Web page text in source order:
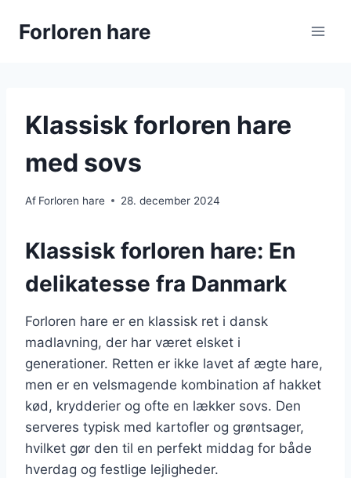
Forloren hare
Klassisk forloren hare
med sovs
Af Forloren hare 28. december 2024
Klassisk forloren hare: En
delikatesse fra Danmark
Forloren hare er en klassisk ret i dansk
madlavning, der har været elsket i
generationer. Retten er ikke lavet af ægte hare,
men er en velsmagende kombination af hakket
kød, krydderier og ofte en lækker sovs. Den
serveres typisk med kartofler og grøntsager,
hvilket gør den til en perfekt middag for både
hverdag og festlige lejligheder.